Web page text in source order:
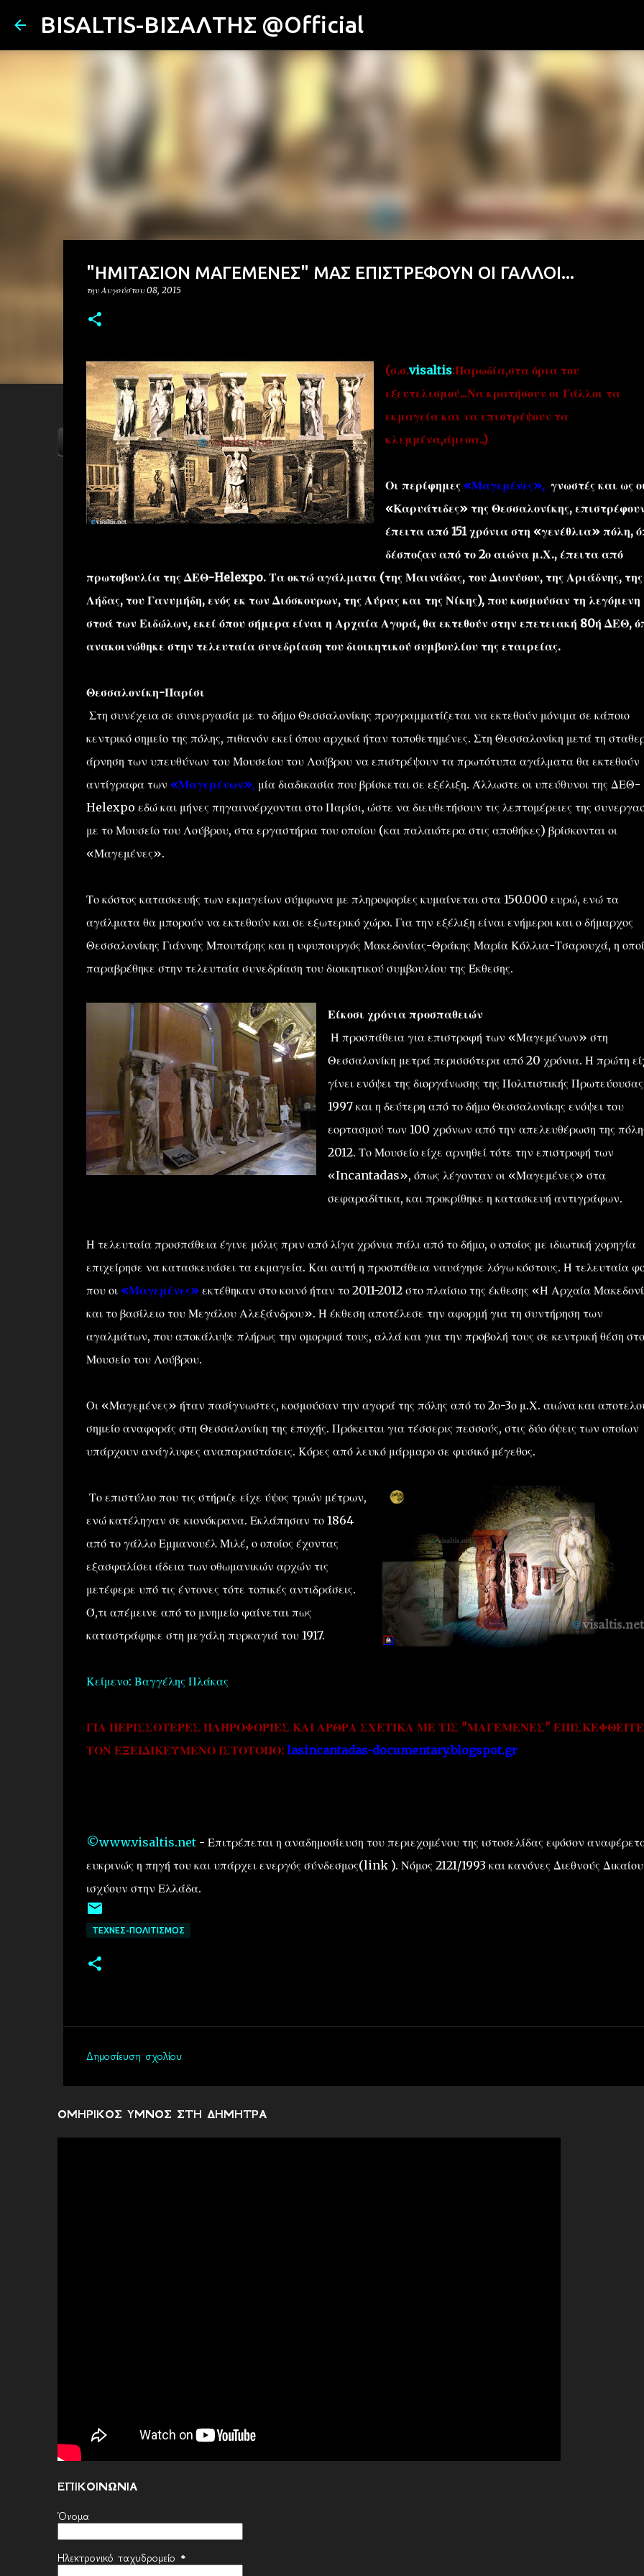
BISALTIS-ΒΙΣΑΛΤΗΣ @Official
ΑΡΧΙΚΗ YOUTUBE FACEBOOK ''ΜΑΓΕΜΕΝΕΣ'' /PROJECT ΣΧΕΤΙΚΑ/ABOUT
"ΗΜΙΤΑΣΙΟΝ ΜΑΓΕΜΕΝΕΣ" ΜΑΣ ΕΠΙΣΤΡΕΦΟΥΝ ΟΙ ΓΑΛΛΟΙ...
τηνΑυγούστου 08, 2015
(σ.σ.visaltis:Παρωδία,στα όρια του
εξευτελισμού...Να κρατήσουν οι Γάλλοι τα
εκμαγεία και να επιστρέψουν τα
κλεμμένα,άμεσα..)
Οι περίφημες «Μαγεμένες», γνωστές και ως
«Καρυάτιδες» της Θεσσαλονίκης,
έπειτα από 151 χρόνια στη «γενέθλια» πόλη,
δέσποζαν από το 2ο αιώνα μ.Χ., έπειτα από
πρωτοβουλία της ΔΕΘ-Helexpo. Τα οκτώ αγάλματα (της Μαινάδας, του Διονύσου, της Αριάδνης, της
Λήδας, του Γανυμήδη, ενός εκ των Διόσκουρων, της Αύρας και της Νίκης), που κοσμούσαν τη λεγόμενη
στοά των Ειδώλων, εκεί όπου σήμερα είναι η Αρχαία Αγορά, θα εκτεθούν στην επετειακή 80ή ΔΕΘ,
ανακοινώθηκε στην τελευταία συνεδρίαση του διοικητικού συμβουλίου της εταιρείας.
Θεσσαλονίκη-Παρίσι
Στη συνέχεια σε συνεργασία με το δήμο Θεσσαλονίκης προγραμματίζεται να εκτεθούν μόνιμα σε κάποιο
κεντρικό σημείο της πόλης, πιθανόν εκεί όπου αρχικά ήταν τοποθετημένες. Στη Θεσσαλονίκη μετά τη
άρνηση των υπευθύνων του Μουσείου του Λούβρου να επιστρέψουν τα πρωτότυπα αγάλματα θα εκτεθούν
αντίγραφα των «Μαγεμένων», μία διαδικασία που βρίσκεται σε εξέλιξη. Άλλωστε οι υπεύθυνοι της ΔΕΘ-
Helexpo εδώ και μήνες πηγαινοέρχονται στο Παρίσι, ώστε να διευθετήσουν τις λεπτομέρειες της
με το Μουσείο του Λούβρου, στα εργαστήρια του οποίου (και παλαιότερα στις αποθήκες) βρίσκονται οι
«Μαγεμένες».
Το κόστος κατασκευής των εκμαγείων σύμφωνα με πληροφορίες κυμαίνεται στα 150.000 ευρώ, ενώ τα
αγάλματα θα μπορούν να εκτεθούν και σε εξωτερικό χώρο. Για την εξέλιξη είναι ενήμεροι και ο δήμαρχος
Θεσσαλονίκης Γιάννης Μπουτάρης και η υφυπουργός Μακεδονίας-Θράκης Μαρία Κόλλια-Τσαρουχά, η
παραβρέθηκε στην τελευταία συνεδρίαση του διοικητικού συμβουλίου της Έκθεσης.
Είκοσι χρόνια προσπαθειών
Η προσπάθεια για επιστροφή των «Μαγεμένων» στη
Θεσσαλονίκη μετρά περισσότερα από 20 χρόνια. Η πρώτη
γίνει ενόψει της διοργάνωσης της Πολιτιστικής
1997 και η δεύτερη από το δήμο Θεσσαλονίκης ενόψει του
εορτασμού των 100 χρόνων από την απελευθέρωση της
2012. Το Μουσείο είχε αρνηθεί τότε την επιστροφή των
«Incantadas», όπως λέγονταν οι «Μαγεμένες» στα
σεφαραδίτικα, και προκρίθηκε η κατασκευή αντιγράφων.
Η τελευταία προσπάθεια έγινε μόλις πριν από λίγα χρόνια πάλι από το δήμο, ο οποίος με ιδιωτική χορηγία
επιχείρησε να κατασκευάσει τα εκμαγεία. Και αυτή η προσπάθεια ναυάγησε λόγω κόστους. Η τελευταία
που οι «Μαγεμένες»εκτέθηκαν στο κοινό ήταν το 2011-2012 στο πλαίσιο της έκθεσης «Η Αρχαία
και το βασίλειο του Μεγάλου Αλεξάνδρου». Η έκθεση αποτέλεσε την αφορμή για τη συντήρηση των
αγαλμάτων, που αποκάλυψε πλήρως την ομορφιά τους, αλλά και για την προβολή τους σε κεντρική θέση στο
Μουσείο του Λούβρου.
Οι «Μαγεμένες» ήταν πασίγνωστες, κοσμούσαν την αγορά της πόλης από το 2ο-3ο μ.Χ. αιώνα και
σημείο αναφοράς στη Θεσσαλονίκη της εποχής. Πρόκειται για τέσσερις πεσσούς, στις δύο όψεις των οποίων
υπάρχουν ανάγλυφες αναπαραστάσεις. Κόρες από λευκό μάρμαρο σε φυσικό μέγεθος.
Το επιστύλιο που τις στήριζε είχε ύψος τριών μέτρων,
ενώ κατέληγαν σε κιονόκρανα. Εκλάπησαν το 1864
από το γάλλο Εμμανουέλ Μιλέ, ο οποίος έχοντας
εξασφαλίσει άδεια των οθωμανικών αρχών τις
μετέφερε υπό τις έντονες τότε τοπικές αντιδράσεις.
Ό,τι απέμεινε από το μνημείο φαίνεται πως
καταστράφηκε στη μεγάλη πυρκαγιά του 1917.
Κείμενο: Βαγγέλης Πλάκας
ΓΙΑ ΠΕΡΙΣΣΟΤΕΡΕΣ ΠΛΗΡΟΦΟΡΙΕΣ ΚΑΙ ΑΡΘΡΑ ΣΧΕΤΙΚΑ ΜΕ ΤΙΣ "ΜΑΓΕΜΕΝΕΣ" ΕΠΙΣΚΕΦΘΕΙΤΕ
ΤΟΝ ΕΞΕΙΔΙΚΕΥΜΕΝΟ ΙΣΤΟΤΟΠΟ: lasincantadas-documentary.blogspot.gr
©www.visaltis.net- Επιτρέπεται η αναδημοσίευση του περιεχομένου της ιστοσελίδας εφόσον
ευκρινώς η πηγή του και υπάρχει ενεργός σύνδεσμος(link ). Νόμος 2121/1993 και κανόνες Διεθνούς
ισχύουν στην Ελλάδα.
ΤΕΧΝΕΣ-ΠΟΛΙΤΙΣΜΟΣ
ό
Δημοσίευση σχολίου
ΟΜΗΡΙΚΟΣ ΥΜΝΟΣ ΣΤΗ ΔΗΜΗΤΡΑ
ΕΠΙΚΟΙΝΩΝΙΑ
Όνομα
Ηλεκτρονικό ταχυδρομείο *